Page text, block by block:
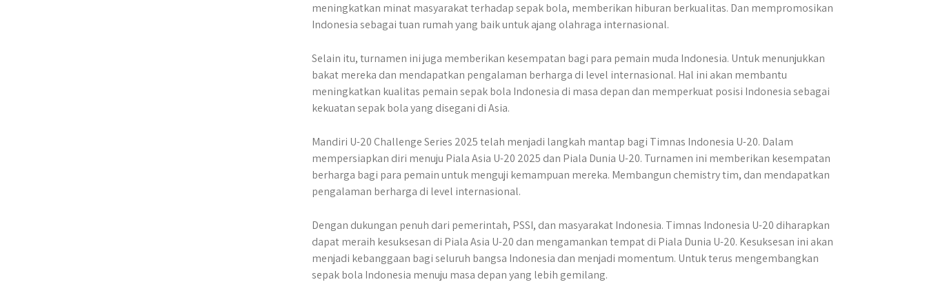
meningkatkan minat masyarakat terhadap sepak bola, memberikan hiburan berkualitas. Dan mempromosikan
Indonesia sebagai tuan rumah yang baik untuk ajang olahraga internasional.
Selain itu, turnamen ini juga memberikan kesempatan bagi para pemain muda Indonesia. Untuk menunjukkan
bakat mereka dan mendapatkan pengalaman berharga di level internasional. Hal ini akan membantu
meningkatkan kualitas pemain sepak bola Indonesia di masa depan dan memperkuat posisi Indonesia sebagai
kekuatan sepak bola yang disegani di Asia.
Mandiri U-20 Challenge Series 2025 telah menjadi langkah mantap bagi Timnas Indonesia U-20. Dalam
mempersiapkan diri menuju Piala Asia U-20 2025 dan Piala Dunia U-20. Turnamen ini memberikan kesempatan
berharga bagi para pemain untuk menguji kemampuan mereka. Membangun chemistry tim, dan mendapatkan
pengalaman berharga di level internasional.
Dengan dukungan penuh dari pemerintah, PSSI, dan masyarakat Indonesia. Timnas Indonesia U-20 diharapkan
dapat meraih kesuksesan di Piala Asia U-20 dan mengamankan tempat di Piala Dunia U-20. Kesuksesan ini akan
menjadi kebanggaan bagi seluruh bangsa Indonesia dan menjadi momentum. Untuk terus mengembangkan
sepak bola Indonesia menuju masa depan yang lebih gemilang.